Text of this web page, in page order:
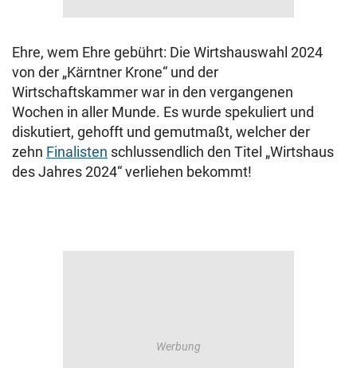
Ehre, wem Ehre gebührt: Die Wirtshauswahl 2024
von der „Kärntner Krone“ und der
Wirtschaftskammer war in den vergangenen
Wochen in aller Munde. Es wurde spekuliert und
diskutiert, gehofft und gemutmaßt, welcher der
zehn Finalisten schlussendlich den Titel „Wirtshaus
des Jahres 2024“ verliehen bekommt!